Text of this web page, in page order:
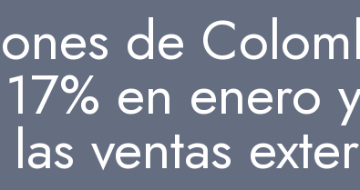
de
en enero
ventas